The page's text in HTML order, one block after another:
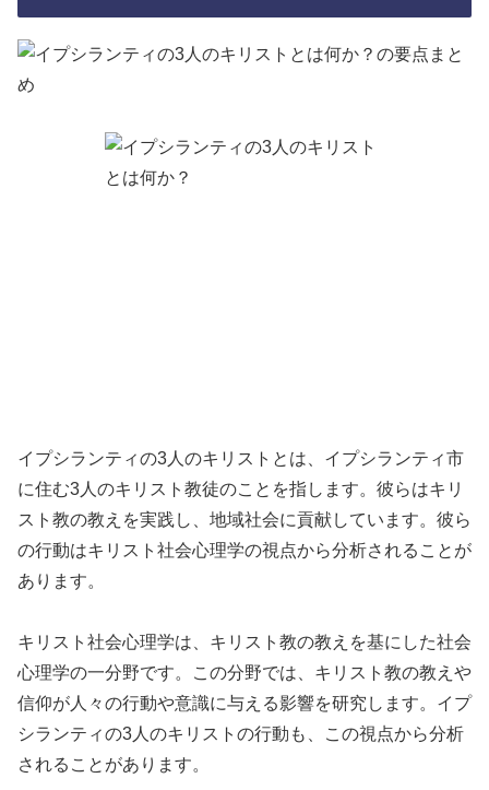
イプシランティの3人のキリストとは、イプシランティ市
に住む3人のキリスト教徒のことを指します。彼らはキリ
スト教の教えを実践し、地域社会に貢献しています。彼ら
の行動はキリスト社会心理学の視点から分析されることが
あります。
キリスト社会心理学は、キリスト教の教えを基にした社会
心理学の一分野です。この分野では、キリスト教の教えや
信仰が人々の行動や意識に与える影響を研究します。イプ
シランティの3人のキリストの行動も、この視点から分析
されることがあります。